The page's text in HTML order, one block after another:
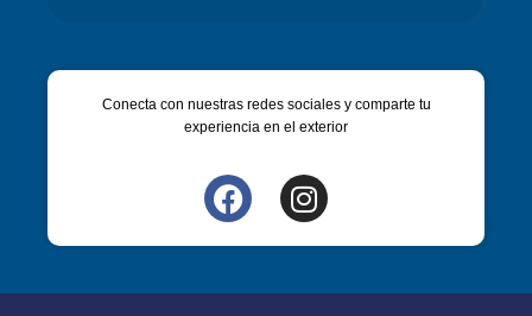
Conecta con nuestras redes sociales y comparte tu
experiencia en el exterior